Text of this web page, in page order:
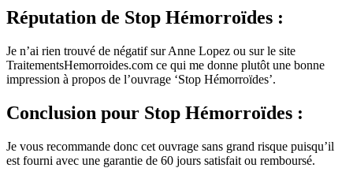
Réputation de Stop Hémorroïdes :
Je n’ai rien trouvé de négatif sur Anne Lopez ou sur le site
TraitementsHemorroides.com ce qui me donne plutôt une bonne
impression à propos de l’ouvrage ‘Stop Hémorroïdes’.
Conclusion pour Stop Hémorroïdes :
Je vous recommande donc cet ouvrage sans grand risque puisqu’il
est fourni avec une garantie de 60 jours satisfait ou remboursé.